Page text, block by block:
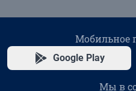
Мобильное
Google Play
Мы в